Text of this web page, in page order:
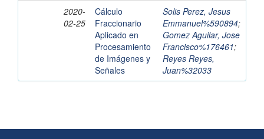
2020-
02-25
Cálculo
Fraccionario
Aplicado en
Procesamiento
de Imágenes y
Señales
Solis Perez, Jesus
Emmanuel%590894;
Gomez Aguilar, Jose
Francisco%176461;
Reyes Reyes,
Juan%32033